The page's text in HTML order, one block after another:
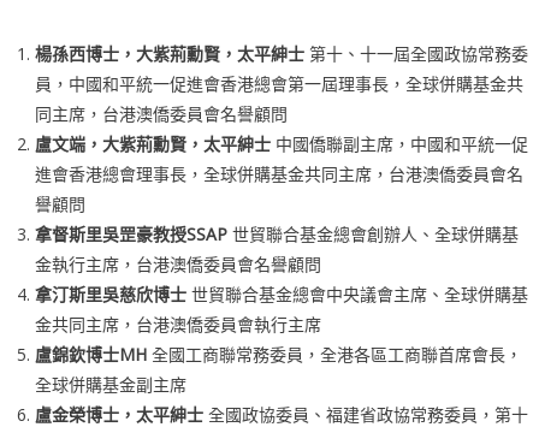
楊孫西博士，大紫荊勳賢，太平紳士第十、十一屆全國政協常務委
員，中國和平統一促進會香港總會第一屆理事長，全球併購基金共
同主席，台港澳僑委員會名譽顧問
盧文端，大紫荊勳賢，太平紳士中國僑聯副主席，中國和平統一促
進會香港總會理事長，全球併購基金共同主席，台港澳僑委員會名
譽顧問
拿督斯里吳罡豪教授SSAP世貿聯合基金總會創辦人、全球併購基
金執行主席，台港澳僑委員會名譽顧問
拿汀斯里吳慈欣博士世貿聯合基金總會中央議會主席、全球併購基
金共同主席，台港澳僑委員會執行主席
盧錦欽博士MH全國工商聯常務委員，全港各區工商聯首席會長，
全球併購基金副主席
盧金榮博士，太平紳士全國政協委員、福建省政協常務委員，第十